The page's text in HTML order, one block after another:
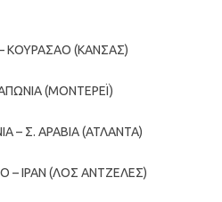
ΚΟΥΡΑΣΑΟ (ΚΑΝΣΑΣ)
(ΜΟΝΤΕΡΕΪ)
– Σ. ΑΡΑΒΙΑ (ΑΤΛΑΝΤΑ)
– ΙΡΑΝ (ΛΟΣ ΑΝΤΖΕΛΕΣ)